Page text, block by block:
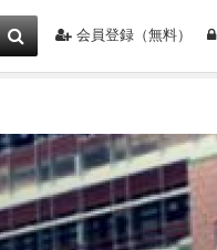
会員登録（無料）